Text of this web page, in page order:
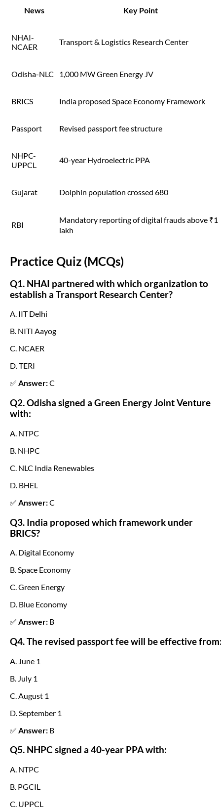
News Key Point
NHAI-
NCAER
Transport & Logistics Research Center
Odisha-NLC 1,000 MW Green Energy JV
BRICS India proposed Space Economy Framework
Passport Revised passport fee structure
NHPC-
UPPCL
40-year Hydroelectric PPA
Gujarat Dolphin population crossed 680
RBI
Mandatory reporting of digital frauds above ₹1
lakh
Practice Quiz (MCQs)
Q1. NHAI partnered with which organization to
establish a Transport Research Center?
A. IIT Delhi
B. NITI Aayog
C. NCAER
D. TERI
✅ Answer:C
Q2. Odisha signed a Green Energy Joint Venture
with:
A. NTPC
B. NHPC
C. NLC India Renewables
D. BHEL
✅ Answer:C
Q3. India proposed which framework under
BRICS?
A. Digital Economy
B. Space Economy
C. Green Energy
D. Blue Economy
✅ Answer: B
Q4. The revised passport fee will be effective
A. June 1
B. July 1
C. August 1
D. September 1
✅ Answer: B
Q5. NHPC signed a 40-year PPA with:
A. NTPC
B. PGCIL
C. UPPCL